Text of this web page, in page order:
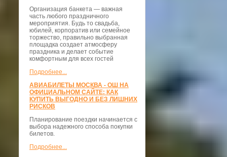
Организация банкета — важная
часть любого праздничного
мероприятия. Будь то свадьба,
юбилей, корпоратив или семейное
торжество, правильно выбранная
площадка создает атмосферу
праздника и делает событие
комфортным для всех гостей
Подробнее...
АВИАБИЛЕТЫ МОСКВА - ОШ НА
ОФИЦИАЛЬНОМ САЙТЕ: КАК
КУПИТЬ ВЫГОДНО И БЕЗ ЛИШНИХ
РИСКОВ
Планирование поездки начинается с
выбора надежного способа покупки
билетов.
Подробнее...